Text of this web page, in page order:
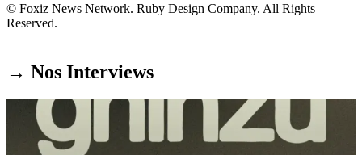
© Foxiz News Network. Ruby Design Company. All Rights
Reserved.
→ Nos Interviews